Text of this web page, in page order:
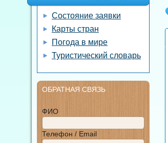
Состояние заявки
Карты стран
Погода в мире
Туристический словарь
ОБРАТНАЯ СВЯЗЬ
ФИО
Телефон / Email